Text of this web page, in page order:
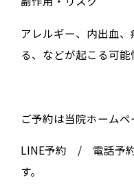
アレルギー、内出血
る、などが起こる可能
ご予約は当院ホームペ
LINE予約 / 電話予
す。